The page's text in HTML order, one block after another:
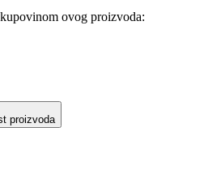
ovog proizvoda:
proizvoda